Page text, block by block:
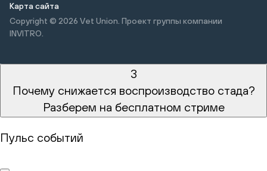
Карта сайта
Copyright © 2026 Vet Union. Проект группы компании
INVITRO.
3
Почему снижается воспроизводство стада?
Разберем на бесплатном стриме
Пульс событий